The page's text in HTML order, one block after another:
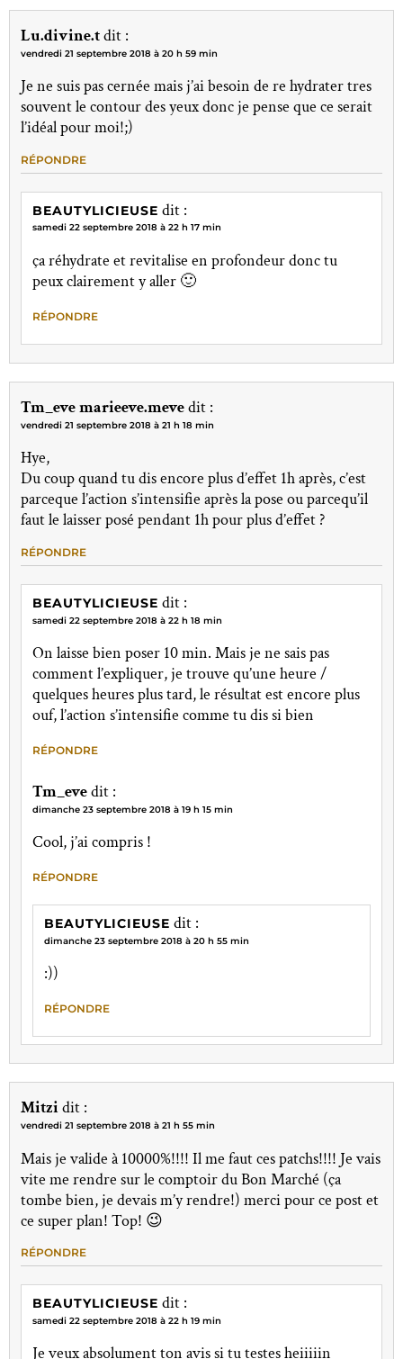
Lu.divine.tdit :
vendredi 21 septembre 2018 à 20 h 59 min
Je ne suis pas cernée mais j’ai besoin de re hydrater tres
souvent le contour des yeux donc je pense que ce serait
l’idéal pour moi!;)
RÉPONDRE
BEAUTYLICIEUSE dit :
samedi 22 septembre 2018 à 22 h 17 min
ça réhydrate et revitalise en profondeur donc tu
peux clairement y aller 🙂
RÉPONDRE
Tm_eve marieeve.mevedit :
vendredi 21 septembre 2018 à 21 h 18 min
Hye,
Du coup quand tu dis encore plus d’effet 1h après, c’est
parceque l’action s’intensifie après la pose ou parcequ’il
faut le laisser posé pendant 1h pour plus d’effet ?
RÉPONDRE
BEAUTYLICIEUSE dit :
samedi 22 septembre 2018 à 22 h 18 min
On laisse bien poser 10 min. Mais je ne sais pas
comment l’expliquer, je trouve qu’une heure /
quelques heures plus tard, le résultat est encore plus
ouf, l’action s’intensifie comme tu dis si bien
RÉPONDRE
Tm_evedit :
dimanche 23 septembre 2018 à 19 h 15 min
Cool, j’ai compris !
RÉPONDRE
BEAUTYLICIEUSE dit :
dimanche 23 septembre 2018 à 20 h 55 min
:))
RÉPONDRE
Mitzidit :
vendredi 21 septembre 2018 à 21 h 55 min
Mais je valide à 10000%!!!! Il me faut ces patchs!!!! Je vais
vite me rendre sur le comptoir du Bon Marché (ça
tombe bien, je devais m’y rendre!) merci pour ce post et
ce super plan! Top! 😉
RÉPONDRE
BEAUTYLICIEUSE dit :
samedi 22 septembre 2018 à 22 h 19 min
Je veux absolument ton avis si tu testes heiiiiin